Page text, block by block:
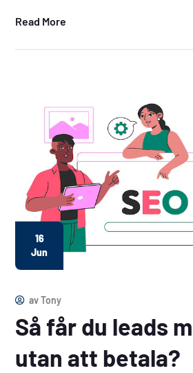
Read More
16
Jun
avTony
Så får du leads
utan att betala?